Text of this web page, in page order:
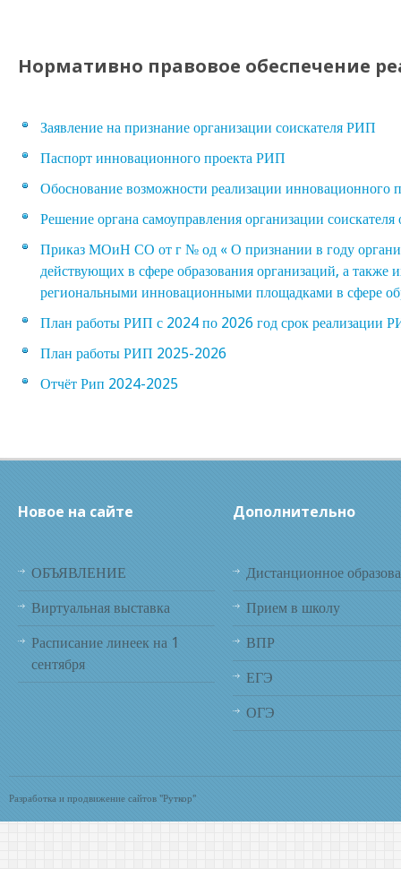
Нормативно правовое обеспечение
Заявление на признание организации соискателя РИП
Паспорт инновационного проекта РИП
Обоснование возможности реализации инновационного
Решение органа самоуправления организации
Приказ МОиН СО от г № од « О признании в году
действующих в сфере образования организаций, а
региональными инновационными площадками в сфере
План работы РИП с 2024 по 2026 год срок реализации
План работы РИП 2025-2026
Отчёт Рип 2024-2025
Новое на сайте
ОБЪЯВЛЕНИЕ
Виртуальная выставка
Расписание линеек на 1
сентября
Дополнительно
Дистанционное
Прием в школу
ВПР
ЕГЭ
ОГЭ
Разработка и продвижение сайтов "Руткор"